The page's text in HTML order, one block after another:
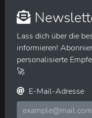
Lass dich über die
informieren!
personalisierte
🚀
E-Mail-Adresse